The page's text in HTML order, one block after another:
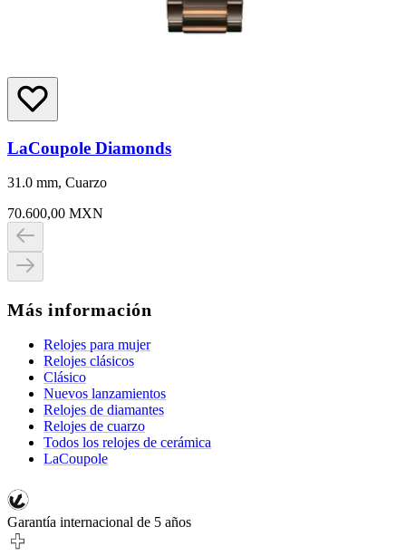
LaCoupole Diamonds
31.0 mm, Cuarzo
70.600,00 MXN
Más información
Relojes para mujer
Relojes clásicos
Clásico
Nuevos lanzamientos
Relojes de diamantes
Relojes de cuarzo
Todos los relojes de cerámica
LaCoupole
Garantía internacional de 5 años